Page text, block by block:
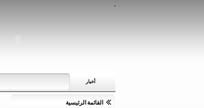
..
أخبار
القائمة الرئيسية